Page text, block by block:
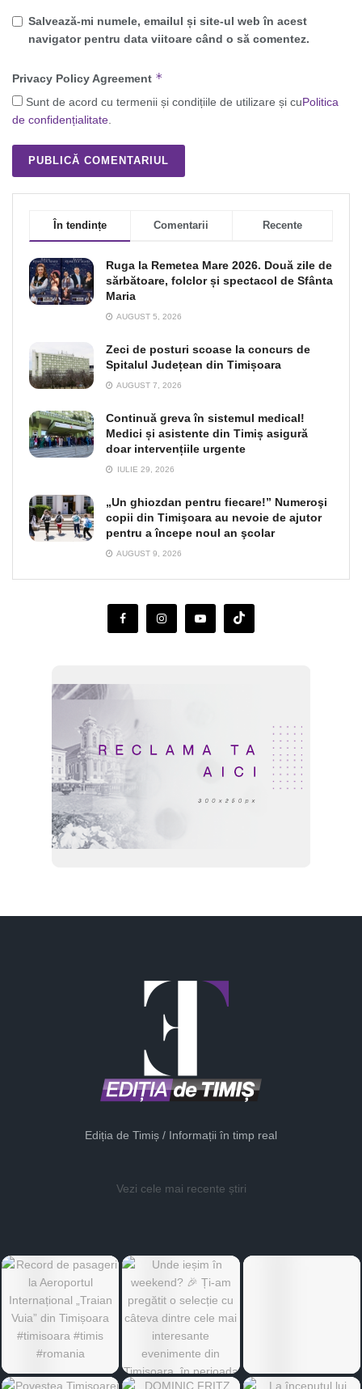
Salvează-mi numele, emailul și site-ul web în acest
navigator pentru data viitoare când o să comentez.
Privacy Policy Agreement *
Sunt de acord cu termenii și condițiile de utilizare și cuPolitica
de confidențialitate.
În tendințe Comentarii Recente
Ruga la Remetea Mare 2026. Două zile de
sărbătoare, folclor și spectacol de Sfânta
Maria
AUGUST 5, 2026
Zeci de posturi scoase la concurs de
Spitalul Județean din Timișoara
AUGUST 7, 2026
Continuă greva în sistemul medical!
Medici și asistente din Timiș asigură
doar intervențiile urgente
IULIE 29, 2026
„Un ghiozdan pentru fiecare!” Numeroşi
copii din Timişoara au nevoie de ajutor
pentru a începe noul an şcolar
AUGUST 9, 2026
Ediția de Timiș / Informații în timp real
Vezi cele mai recente știri